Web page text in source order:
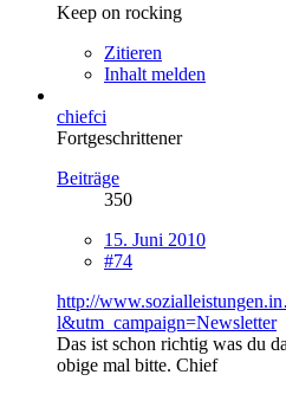
Keep on rocking
Zitieren
Inhalt melden
chiefci
Fortgeschrittener
Beiträge
350
15. Juni 2010
#74
http://
l&utm_campaign=Newsletter
Das ist schon richtig was du
obige mal bitte. Chief